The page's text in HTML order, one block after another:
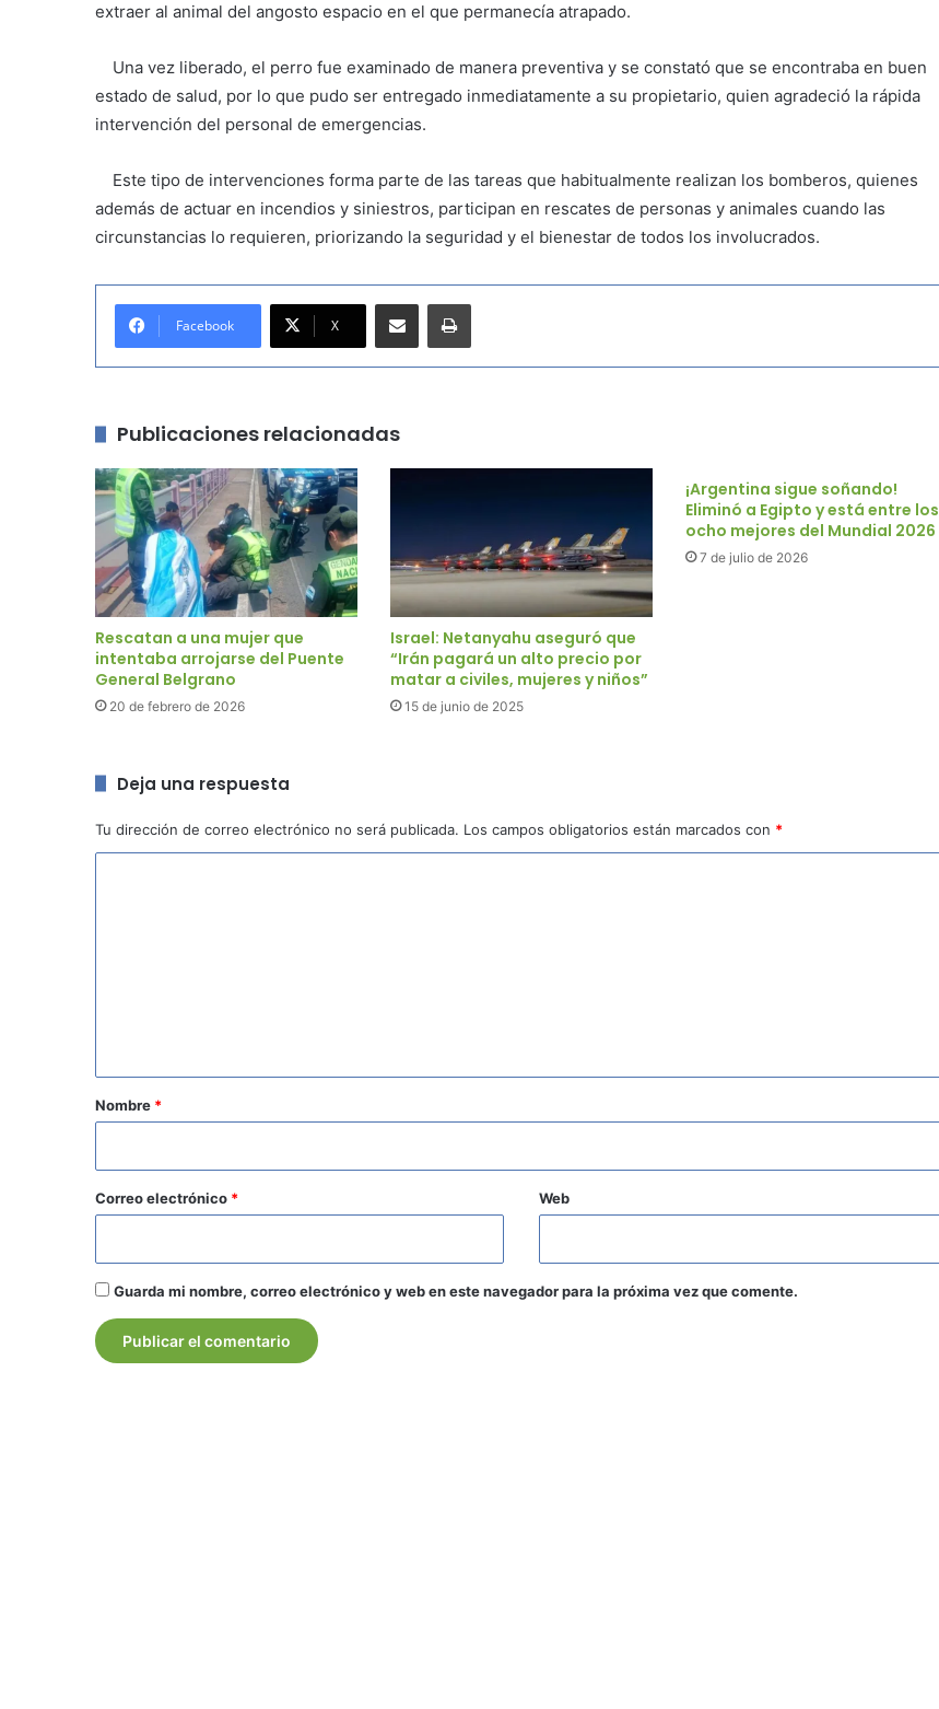
extraer al animal del angosto espacio en el que permanecía atrapado.
Una vez liberado, el perro fue examinado de manera preventiva y se constató que se encontraba en buen
estado de salud, por lo que pudo ser entregado inmediatamente a su propietario, quien agradeció la rápida
intervención del personal de emergencias.
Este tipo de intervenciones forma parte de las tareas que habitualmente realizan los bomberos, quienes
además de actuar en incendios y siniestros, participan en rescates de personas y animales cuando las
circunstancias lo requieren, priorizando la seguridad y el bienestar de todos los involucrados.
Facebook X
Publicaciones relacionadas
Rescatan a una mujer que
intentaba arrojarse del Puente
General Belgrano
20 de febrero de 2026
Israel: Netanyahu aseguró que
“Irán pagará un alto precio por
matar a civiles, mujeres y niños”
15 de junio de 2025
¡Argentina sigue soñando!
Eliminó a Egipto y está entre los
ocho mejores del Mundial 2026
7 de julio de 2026
Deja una respuesta
Tu dirección de correo electrónico no será publicada. Los campos obligatorios están marcados con *
r
*
Nombre *
Correo electrónico * Web
Guarda mi nombre, correo electrónico y web en este navegador para la próxima vez que comente.